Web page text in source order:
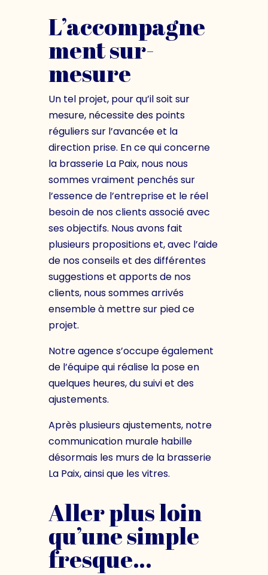
L’accompagne
ment sur-
mesure
Un tel projet, pour qu’il soit sur
mesure, nécessite des points
réguliers sur l’avancée et la
direction prise. En ce qui concerne
la brasserie La Paix, nous nous
sommes vraiment penchés sur
l’essence de l’entreprise et le réel
besoin de nos clients associé avec
ses objectifs. Nous avons fait
plusieurs propositions et, avec l’aide
de nos conseils et des différentes
suggestions et apports de nos
clients, nous sommes arrivés
ensemble à mettre sur pied ce
projet.
Notre agence s’occupe également
de l’équipe qui réalise la pose en
quelques heures, du suivi et des
ajustements.
Après plusieurs ajustements, notre
communication murale habille
désormais les murs de la brasserie
La Paix, ainsi que les vitres.
Aller plus loin
qu’une simple
fresque…